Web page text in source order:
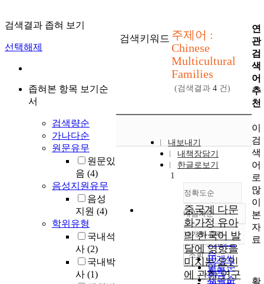
검색결과 좁혀 보기
선택해제
좁혀본 항목 보기순
서
검색량순
가나다순
원문유무
원문있
음 (4)
음성지원유무
음성
지원 (4)
학위유형
국내석
사 (2)
국내박
사 (1)
검색키워드 주제어 :
Chinese
Multicultural
Families
(검색결과 4 건)
내보내기
내책장담기
한글로보기
정확도순
정확도
순
인기도
순
연도순
제목순
내림차순
내림차순
10개씩 출력
10개씩
출력
조회
1
중국계 다문
화가정 유아
의 한국어 발
달에 영향을
미치는 요인
에 관한 연구
연
관
검
색
어
추
천
이
검
색
어
로
많
이
본
자
료
활